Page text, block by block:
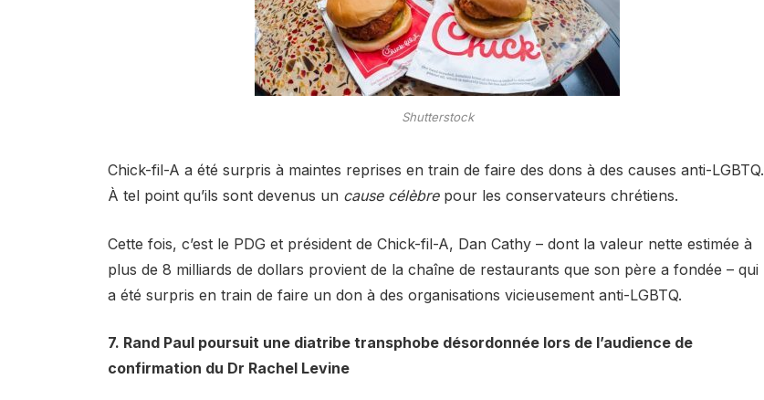
Shutterstock
Chick-fil-A a été surpris à maintes reprises en train de faire des dons à des causes anti-LGBTQ.
À tel point qu’ils sont devenus un cause célèbrepour les conservateurs chrétiens.
Cette fois, c’est le PDG et président de Chick-fil-A, Dan Cathy – dont la valeur nette estimée à
plus de 8 milliards de dollars provient de la chaîne de restaurants que son père a fondée – qui
a été surpris en train de faire un don à des organisations vicieusement anti-LGBTQ.
7. Rand Paul poursuit une diatribe transphobe désordonnée lors de l’audience de
confirmation du Dr Rachel Levine